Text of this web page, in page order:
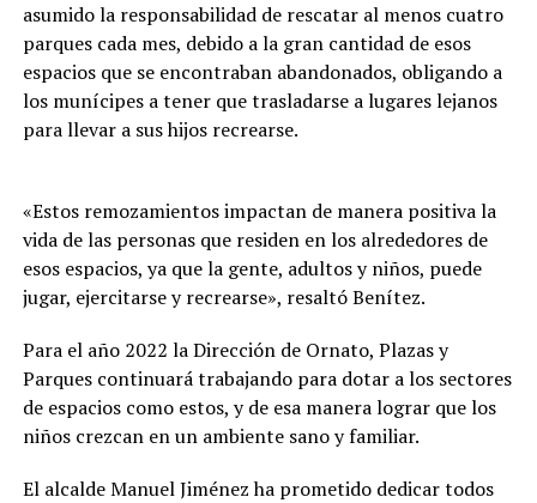
asumido la responsabilidad de rescatar al menos cuatro
parques cada mes, debido a la gran cantidad de esos
espacios que se encontraban abandonados, obligando a
los munícipes a tener que trasladarse a lugares lejanos
para llevar a sus hijos recrearse.
«Estos remozamientos impactan de manera positiva la
vida de las personas que residen en los alrededores de
esos espacios, ya que la gente, adultos y niños, puede
jugar, ejercitarse y recrearse», resaltó Benítez.
Para el año 2022 la Dirección de Ornato, Plazas y
Parques continuará trabajando para dotar a los sectores
de espacios como estos, y de esa manera lograr que los
niños crezcan en un ambiente sano y familiar.
El alcalde Manuel Jiménez ha prometido dedicar todos